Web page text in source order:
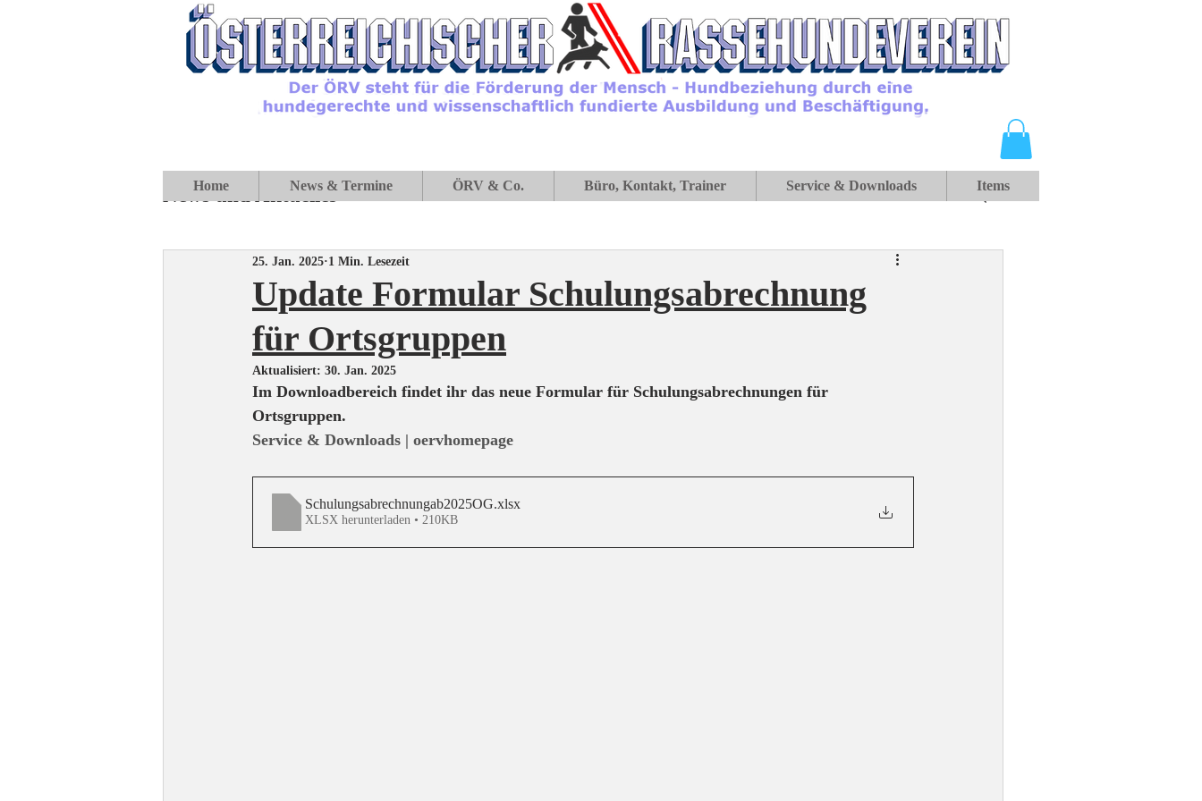
News und Aktuelles
Update Formular Schulungsabrechnung
für Ortsgruppen
25. Jan. 2025 1 Min. Lesezeit
Aktualisiert: 30. Jan. 2025
Im Downloadbereich findet ihr das neue Formular für Schulungsabrechnungen für
Ortsgruppen.
Service & Downloads | oervhomepage
Schulungsabrechnungab2025OG.xlsx
XLSX herunterladen • 210KB
Home News & Termine ÖRV & Co. Büro, Kontakt, Trainer Service & Downloads Items